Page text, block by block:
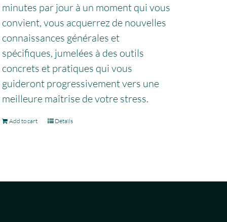
minutes par jour à un moment qui vous
convient, vous acquerrez de nouvelles
connaissances générales et
spécifiques, jumelées à des outils
concrets et pratiques qui vous
guideront progressivement vers une
meilleure maîtrise de votre stress.
Add to cart Détails